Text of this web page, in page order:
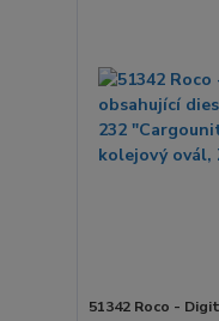
51342 Roco -